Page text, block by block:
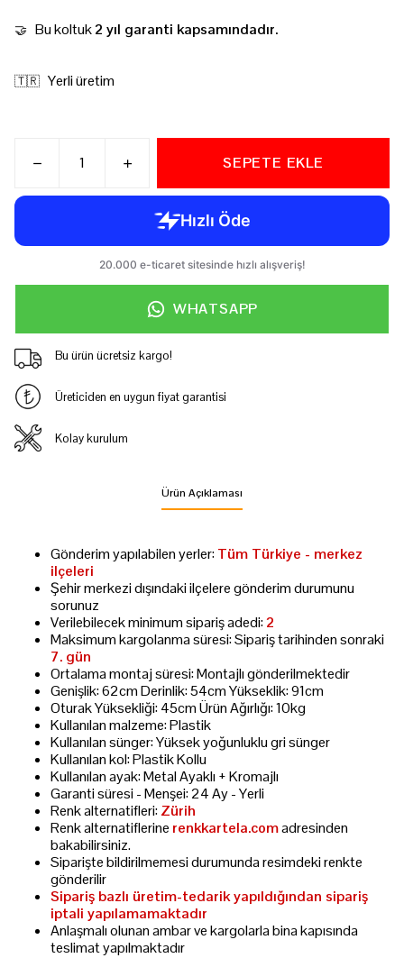
🤝 Bu koltuk2 yıl garanti kapsamındadır.
🇹🇷 Yerli üretim
SEPETE EKLE
WHATSAPP
Bu ürün ücretsiz kargo!
Üreticiden en uygun fiyat garantisi
Kolay kurulum
Ürün Açıklaması
Gönderim yapılabilen yerler:Tüm Türkiye - merkez
ilçeleri
Şehir merkezi dışındaki ilçelere gönderim durumunu
sorunuz
Verilebilecek minimum sipariş adedi:2
Maksimum kargolanma süresi: Sipariş tarihinden sonraki
7. gün
Ortalama montaj süresi: Montajlı gönderilmektedir
Genişlik: 62cm Derinlik: 54cm Yükseklik: 91cm
Oturak Yüksekliği: 45cm Ürün Ağırlığı: 10kg
Kullanılan malzeme: Plastik
Kullanılan sünger: Yüksek yoğunluklu gri sünger
Kullanılan kol: Plastik Kollu
Kullanılan ayak: Metal Ayaklı + Kromajlı
Garanti süresi - Menşei: 24 Ay - Yerli
Renk alternatifleri:Zürih
Renk alternatiflerine renkkartela.comadresinden
bakabilirsiniz.
Siparişte bildirilmemesi durumunda resimdeki renkte
gönderilir
Sipariş bazlı üretim-tedarik yapıldığından sipariş
iptali yapılamamaktadır
Anlaşmalı olunan ambar ve kargolarla bina kapısında
teslimat yapılmaktadır